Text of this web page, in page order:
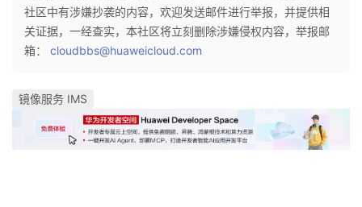
课
的
证
我
实
的
术
持
云
建
社区中有涉嫌抄袭的内容，欢迎发送邮件进行举报，并提供相
关证据，一经查实，本社区将立刻删除涉嫌侵权内容，举报邮
箱： cloudbbs@huaweicloud.com
镜像服务 IMS